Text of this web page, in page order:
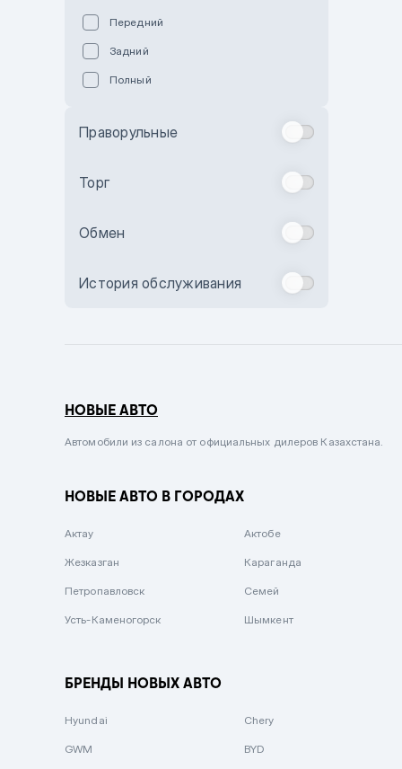
Бежевый
Комбинированный
Сиреневый металлик
Вишневый
Зеленый металлик
Передний
Задний
Полный
Праворульные
Торг
Обмен
История обслуживания
НОВЫЕ АВТО
Автомобили из салона от официальных дилеров Казахстана.
НОВЫЕ АВТО В ГОРОДАХ
Актау Актобе
Жезказган Караганда
Петропавловск Семей
Усть-Каменогорск Шымкент
БРЕНДЫ НОВЫХ АВТО
Hyundai Chery
GWM BYD